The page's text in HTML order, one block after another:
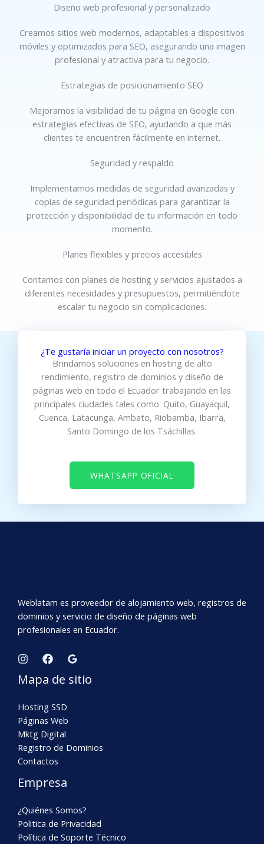
Diseño web profesional y personalizado
Creamos sitios web modernos, adaptables a dispositivos
móviles y optimizados para SEO, asegurando una imagen
profesional y atractiva para tu negocio.
Estrategias de posicionamiento SEO
Mejoramos la visibilidad de tu página en Google con
estrategias efectivas de SEO, ayudando a que más
clientes te encuentren fácilmente en internet.
Seguridad y respaldo
Implementamos medidas de seguridad avanzadas y
copias de seguridad periódicas para garantizar la
protección y disponibilidad de tu información en todo
momento.
Planes flexibles y precios accesibles
Contamos con planes de hosting y servicios ajustados a
diferentes necesidades y presupuestos, permitiéndote
escalar tu negocio sin complicaciones.
¿Te gustaría iniciar un proyecto con nosotros?
Brindamos soluciones en hosting de alto
rendimiento, registro de dominios y diseño de
páginas web en todo el Ecuador trabajando en las
principales ciudades tales como: Quito, Guayaquil,
Cuenca, Latacunga, Ambato, Riobamba, Ibarra,
Santo Domingo de los Tsáchillas.
WHATSAPP OFICIAL
Weblatam es proveedor de alojamiento web, registros de
dominios y servicio de diseño de páginas web
profesionales en Ecuador.
Mapa de sitio
Hosting SSD
Páginas Web
Mktg Digital
Registro de Dominios
Contactos
Empresa
¿Quiénes Somos?
Politica de Privacidad
Política de Soporte Técnico